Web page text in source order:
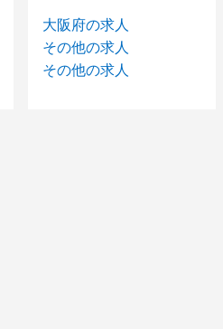
大阪府の求人
その他の求人
その他の求人